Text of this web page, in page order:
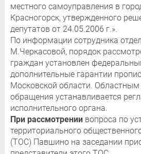
местного самоуправления в
Красногорск, утвержденного
депутатов от 24.05.2006 г.».
По информации сотрудника
М.Черкасовой, порядок
граждан установлен
дополнительные гарантии
Московской области.
обращения устанавливается
исполнительного органа.
При рассмотрении вопроса по
территориального
(ТОС) Павшино на заседании